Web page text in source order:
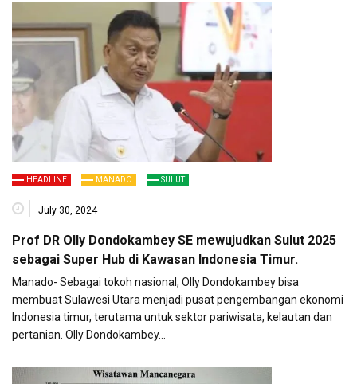
HEADLINE MANADO SULUT
July 30, 2024
Prof DR Olly Dondokambey SE mewujudkan Sulut 2025
sebagai Super Hub di Kawasan Indonesia Timur.
Manado- Sebagai tokoh nasional, Olly Dondokambey bisa
membuat Sulawesi Utara menjadi pusat pengembangan ekonomi
Indonesia timur, terutama untuk sektor pariwisata, kelautan dan
pertanian. Olly Dondokambey…